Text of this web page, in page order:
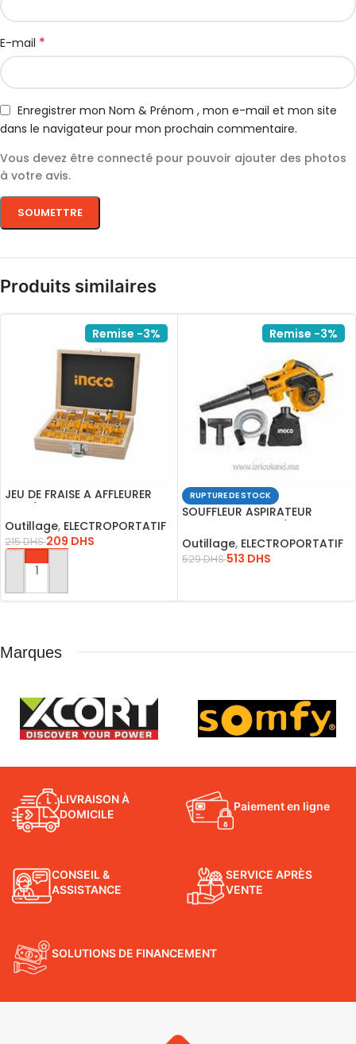
E-mail *
Enregistrer mon Nom & Prénom , mon e-mail et mon site
dans le navigateur pour mon prochain commentaire.
Vous devez être connecté pour pouvoir ajouter des photos
à votre avis.
Produits similaires
Remise -3%
JEU DE FRAISE A AFFLEURER
Outillage, ELECTROPORTATIF
215DHS 209 DHS
AJOUTER AU PANIER
Remise -3%
RUPTURE DE STOCK
SOUFFLEUR ASPIRATEUR
Outillage, ELECTROPORTATIF
529DHS 513 DHS
Marques
LIVRAISON À
DOMICILE
Paiement en ligne
CONSEIL &
ASSISTANCE
SERVICE APRÈS
VENTE
SOLUTIONS DE FINANCEMENT